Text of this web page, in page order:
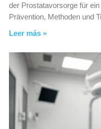
der Prostatavorsorge für
Prävention, Methoden und
Leer más »